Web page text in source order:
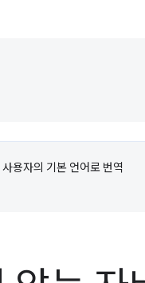
용자의 기본 언어로 번역